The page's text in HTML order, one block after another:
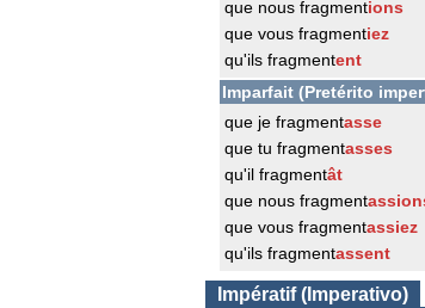
que nous fragmentions
que vous fragmentiez
qu'ils fragmentent
Imparfait (Pretérito
que je fragmentasse
que tu fragmentasses
qu'il fragmentât
que nous fragment
que vous fragmentassiez
qu'ils fragmentassent
Impératif (Imperativo)